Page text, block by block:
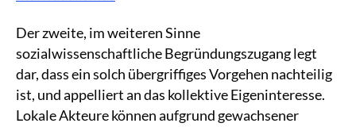
Der zweite, im weiteren Sinne
sozialwissenschaftliche Begründungszugang legt
dar, dass ein solch übergriffiges Vorgehen nachteilig
ist, und appelliert an das kollektive Eigeninteresse.
Lokale Akteure können aufgrund gewachsener